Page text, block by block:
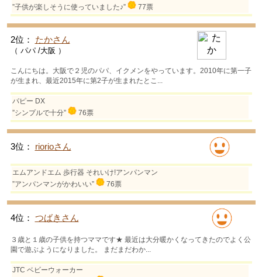
”子供が楽しそうに使っていました♪”
77票
2位： たかさん
（ パパ /大阪 ）
こんにちは。大阪で２児のパパ、イクメンをやっています。2010年に第一子
が生まれ、最近2015年に第2子が生まれたとこ...
パピー DX
”シンプルで十分”
76票
3位： riorioさん
エムアンドエム 歩行器 それいけ!アンパンマン
”アンパンマンがかわいい”
76票
4位： つばきさん
３歳と１歳の子供を持つママです★ 最近は大分暖かくなってきたのでよく公
園で遊ぶようになりました。 まだまだわか...
JTC ベビーウォーカー